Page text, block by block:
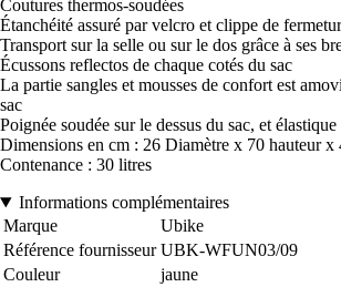
Coutures thermos-soudées
Étanchéité assuré par velcro et clippe de
Transport sur la selle ou sur le dos grâce à ses
Écussons reflectos de chaque cotés du sac
La partie sangles et mousses de confort est
sac
Poignée soudée sur le dessus du sac, et
Dimensions en cm : 26 Diamètre x 70 hauteur x
Contenance : 30 litres
Informations complémentaires
Marque
Ubike
Référence fournisseur UBK-WFUN03/09
Couleur
jaune